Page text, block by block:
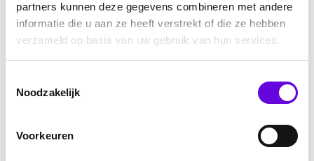
partners kunnen deze gegevens combineren met andere
informatie die u aan ze heeft verstrekt of die ze hebben
verzameld op basis van uw gebruik van hun services.
Noodzakelijk
Voorkeuren